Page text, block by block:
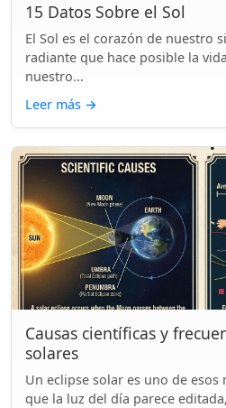
15 Datos Sobre el Sol
El Sol es el corazón de nuestro
radiante que hace posible la
nuestro...
Leer más →
Causas científicas y
solares
Un eclipse solar es uno de
que la luz del día parece